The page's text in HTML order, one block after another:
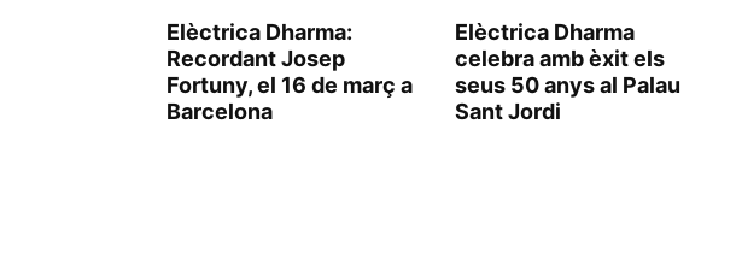
Elèctrica Dharma:
Recordant Josep
Fortuny, el 16 de març a
Barcelona
Elèctrica Dharma
celebra amb èxit els
seus 50 anys al Palau
Sant Jordi